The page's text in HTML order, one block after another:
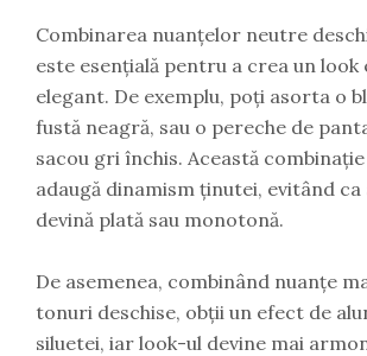
Combinarea nuanțelor neutre
este esențială pentru a crea un look
elegant. De exemplu, poți asorta o
fustă neagră, sau o pereche de
sacou gri închis. Această
adaugă dinamism ținutei, evitând ca
devină plată sau monotonă.
De asemenea, combinând nuanțe
tonuri deschise, obții un efect de
siluetei, iar look-ul devine mai